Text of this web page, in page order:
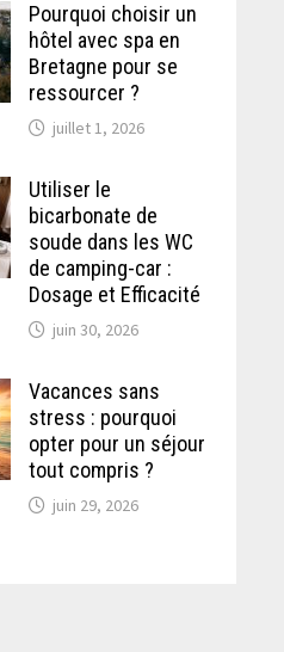
Pourquoi choisir un
hôtel avec spa en
Bretagne pour se
ressourcer ?
juillet 1, 2026
Utiliser le
bicarbonate de
soude dans les WC
de camping-car :
Dosage et Efficacité
juin 30, 2026
Vacances sans
stress : pourquoi
opter pour un séjour
tout compris ?
juin 29, 2026